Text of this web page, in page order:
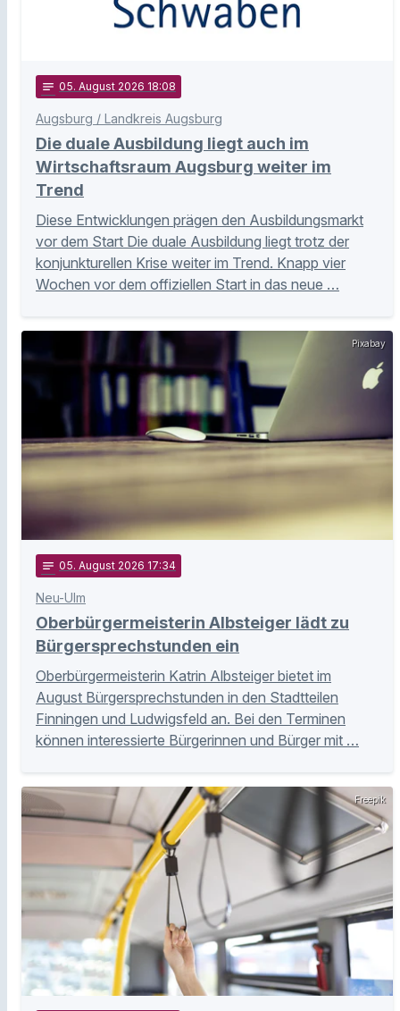
notes 05. August 2026 18:08
Augsburg / Landkreis Augsburg
Die duale Ausbildung liegt auch im
Wirtschaftsraum Augsburg weiter im
Trend
Diese Entwicklungen prägen den Ausbildungsmarkt
vor dem Start Die duale Ausbildung liegt trotz der
konjunkturellen Krise weiter im Trend. Knapp vier
Wochen vor dem offiziellen Start in das neue …
Pixabay
notes 05. August 2026 17:34
Neu-Ulm
Oberbürgermeisterin Albsteiger lädt zu
Bürgersprechstunden ein
Oberbürgermeisterin Katrin Albsteiger bietet im
August Bürgersprechstunden in den Stadtteilen
Finningen und Ludwigsfeld an. Bei den Terminen
können interessierte Bürgerinnen und Bürger mit …
Freepik